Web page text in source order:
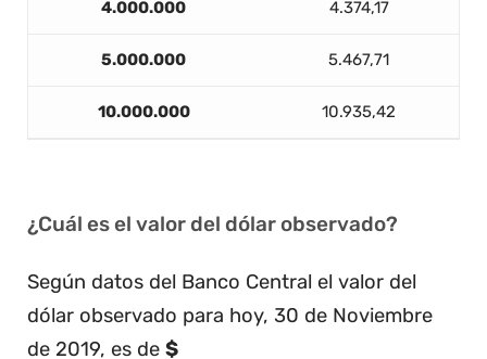
4.000.000 4.374,17
5.000.000 5.467,71
10.000.000 10.935,42
¿Cuál es el valor del dólar observado?
Según datos del Banco Central el valor del
dólar observado para hoy, 30 de Noviembre
de 2019, es de $